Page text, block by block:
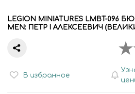
LEGION MINIATURES LMBT-096
MEN: ПЕТР I АЛЕКСЕЕВИЧ
В избранное